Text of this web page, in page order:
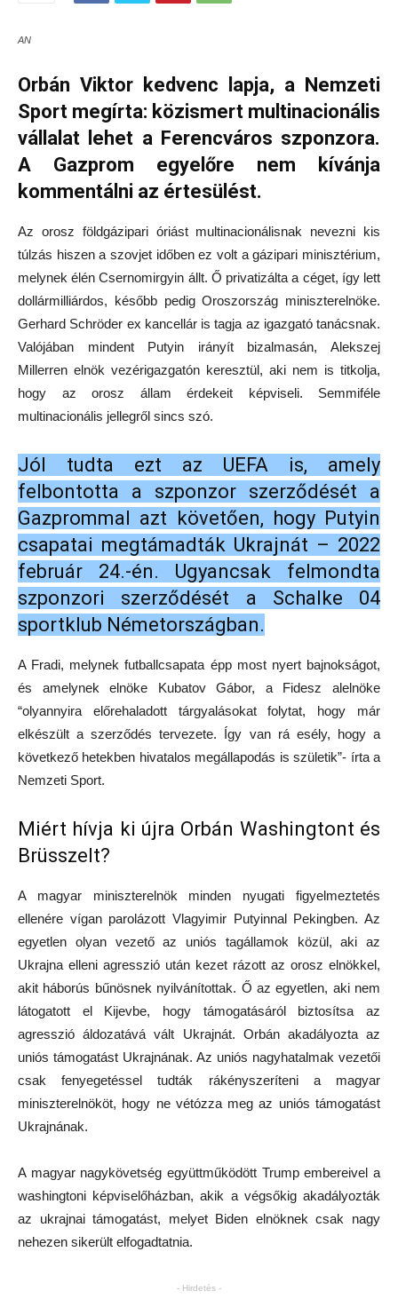
AN
Orbán Viktor kedvenc lapja, a Nemzeti
Sport megírta: közismert multinacionális
vállalat lehet a Ferencváros szponzora.
A Gazprom egyelőre nem kívánja
kommentálni az értesülést.
Az orosz földgázipari óriást multinacionálisnak nevezni kis
túlzás hiszen a szovjet időben ez volt a gázipari minisztérium,
melynek élén Csernomirgyin állt. Ő privatizálta a céget, így lett
dollármilliárdos, később pedig Oroszország miniszterelnöke.
Gerhard Schröder ex kancellár is tagja az igazgató tanácsnak.
Valójában mindent Putyin irányít bizalmasán, Alekszej
Millerren elnök vezérigazgatón keresztül, aki nem is titkolja,
hogy az orosz állam érdekeit képviseli. Semmiféle
multinacionális jellegről sincs szó.
Jól tudta ezt az UEFA is, amely
felbontotta a szponzor szerződését a
Gazprommal azt követően, hogy Putyin
csapatai megtámadták Ukrajnát – 2022
február 24.-én. Ugyancsak felmondta
szponzori szerződését a Schalke 04
sportklub Németországban.
A Fradi, melynek futballcsapata épp most nyert bajnokságot,
és amelynek elnöke Kubatov Gábor, a Fidesz alelnöke
“olyannyira előrehaladott tárgyalásokat folytat, hogy már
elkészült a szerződés tervezete. Így van rá esély, hogy a
következő hetekben hivatalos megállapodás is születik”- írta a
Nemzeti Sport.
Miért hívja ki újra Orbán Washingtont és
Brüsszelt?
A magyar miniszterelnök minden nyugati figyelmeztetés
ellenére vígan parolázott Vlagyimir Putyinnal Pekingben. Az
egyetlen olyan vezető az uniós tagállamok közül, aki az
Ukrajna elleni agresszió után kezet rázott az orosz elnökkel,
akit háborús bűnösnek nyilvánítottak. Ő az egyetlen, aki nem
látogatott el Kijevbe, hogy támogatásáról biztosítsa az
agresszió áldozatává vált Ukrajnát. Orbán akadályozta az
uniós támogatást Ukrajnának. Az uniós nagyhatalmak vezetői
csak fenyegetéssel tudták rákényszeríteni a magyar
miniszterelnököt, hogy ne vétózza meg az uniós támogatást
Ukrajnának.
A magyar nagykövetség együttműködött Trump embereivel a
washingtoni képviselőházban, akik a végsőkig akadályozták
az ukrajnai támogatást, melyet Biden elnöknek csak nagy
nehezen sikerült elfogadtatnia.
- Hirdetés -